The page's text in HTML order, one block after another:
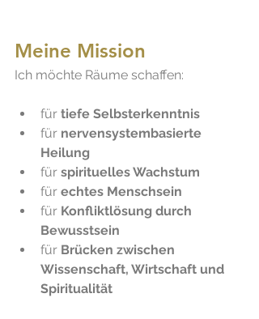
Meine Mission
Ich möchte Räume schaffen:
für tiefe Selbsterkenntnis
für nervensystembasierte
Heilung
für spirituelles Wachstum
für echtes Menschsein
für Konfliktlösung durch
Bewusstsein
für Brücken zwischen
Wissenschaft, Wirtschaft und
Spiritualität